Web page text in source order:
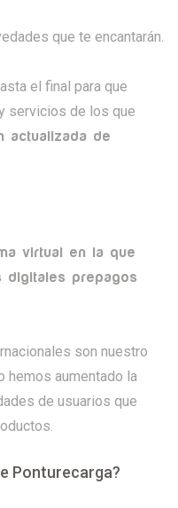
que te encantarán.
el final para que
servicios de los que
actualizada de
virtual en la que
digitales prepagos
son nuestro
hemos aumentado la
de usuarios que
Ponturecarga?